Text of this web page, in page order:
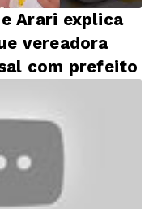
Arari explica
vereadora
com prefeito